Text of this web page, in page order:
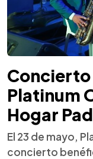
Platinum
Hogar
El 23 de mayo,
concierto